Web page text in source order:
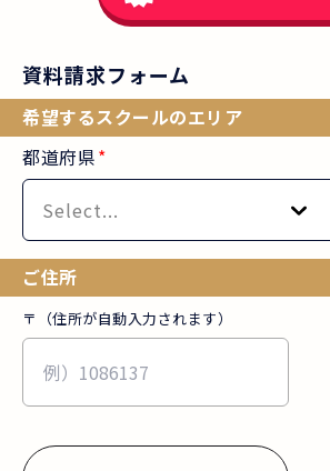
資料請求フォーム
希望するスクールのエリア
都道府県*
Select...
ご住所
〒（住所が自動入力されます）